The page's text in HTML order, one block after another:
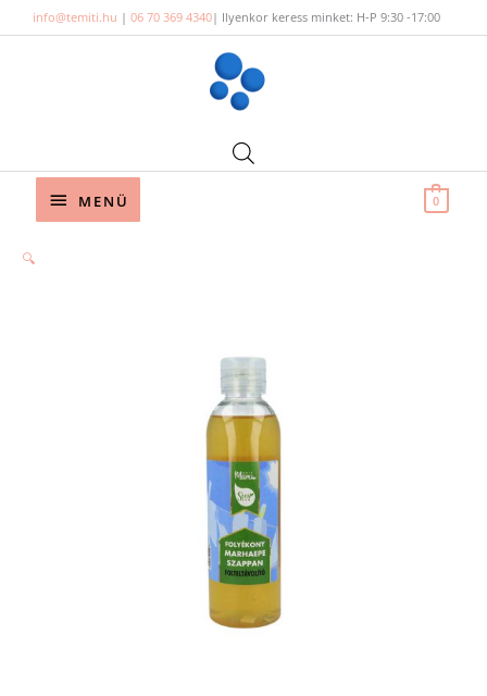
to
info@temiti.hu | 06 70 369 4340| Ilyenkor keress minket: H-P 9:30 -17:00
Below
MENÜ 0
🔍